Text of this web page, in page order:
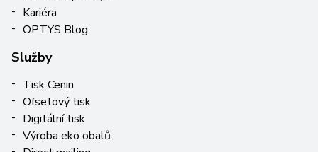
Kariéra
OPTYS Blog
Služby
Tisk Cenin
Ofsetový tisk
Digitální tisk
Výroba eko obalů